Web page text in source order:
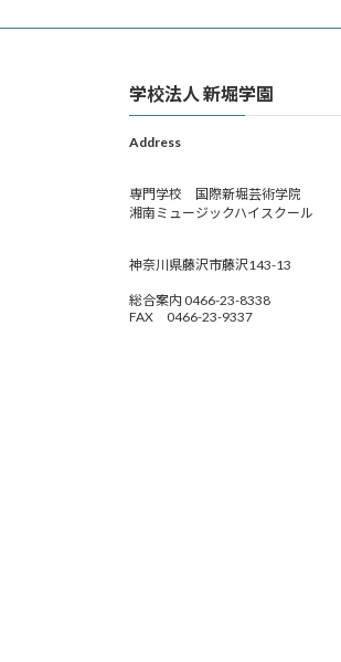
学校法人 新堀学園
Address
専門学校 国際新堀芸術学院
湘南ミュージックハイスクール
神奈川県藤沢市藤沢143-13
総合案内 0466-23-8338
FAX 0466-23-9337